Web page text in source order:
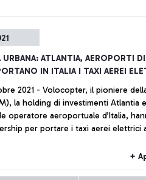
URBANA: ATLANTIA, AEROPORTI
IN ITALIA I TAXI AEREI
2021 - Volocopter, il pioniere
la holding di investimenti Atlantia
operatore aeroportuale d’Italia,
per portare i taxi aerei elettrici
è fortemente impegnato per
+